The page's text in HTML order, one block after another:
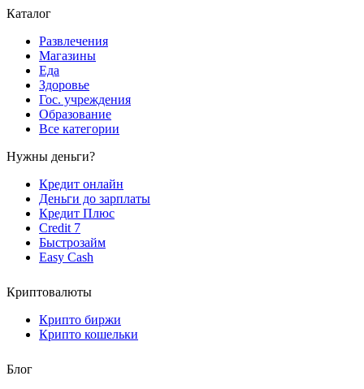
Каталог
Развлечения
Магазины
Еда
Здоровье
Гос. учреждения
Образование
Все категории
Нужны деньги?
Кредит онлайн
Деньги до зарплаты
Кредит Плюс
Credit 7
Быстрозайм
Easy Cash
Криптовалюты
Крипто биржи
Крипто кошельки
Блог